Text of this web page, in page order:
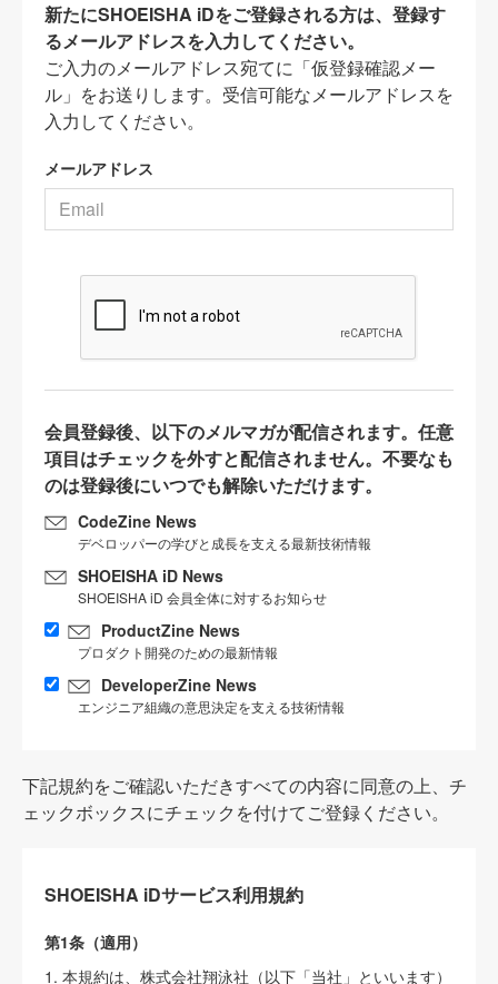
新たにSHOEISHA iDをご登録される方は、登録す
るメールアドレスを入力してください。
ご入力のメールアドレス宛てに「仮登録確認メー
ル」をお送りします。受信可能なメールアドレスを
入力してください。
メールアドレス
会員登録後、以下のメルマガが配信されます。任意
項目はチェックを外すと配信されません。不要なも
のは登録後にいつでも解除いただけます。
CodeZine News
デベロッパーの学びと成長を支える最新技術情報
SHOEISHA iD News
SHOEISHA iD 会員全体に対するお知らせ
ProductZine News
プロダクト開発のための最新情報
DeveloperZine News
エンジニア組織の意思決定を支える技術情報
下記規約をご確認いただきすべての内容に同意の上、チ
ェックボックスにチェックを付けてご登録ください。
SHOEISHA iDサービス利用規約
第1条（適用）
1. 本規約は、株式会社翔泳社（以下「当社」といいます）